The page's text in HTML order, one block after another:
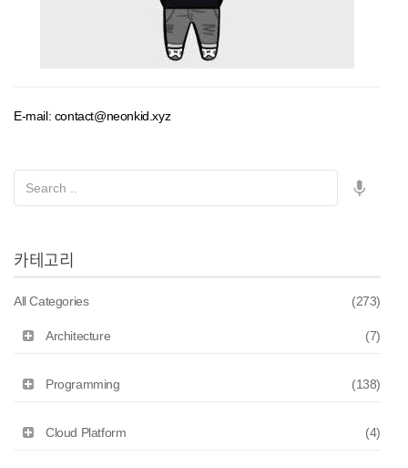
E-mail: contact@neonkid.xyz
카테고리
All Categories (273)
Architecture (7)
Programming (138)
Cloud Platform (4)